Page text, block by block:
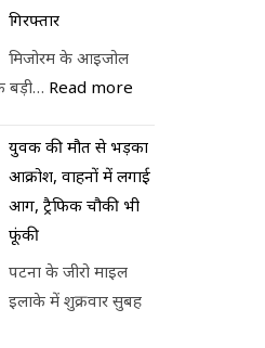
गिरफ्तार
मिजोरम के आइजोल
बड़ी… Read more
युवक की मौत से भड़का
आक्रोश, वाहनों में लगाई
आग, ट्रैफिक चौकी भी
फूंकी
पटना के जीरो माइल
इलाके में शुक्रवार सुबह